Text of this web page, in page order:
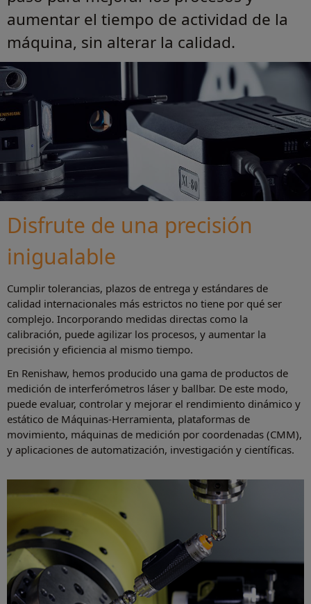
aumentar el tiempo de actividad de la
máquina, sin alterar la calidad.
Disfrute de una precisión
inigualable
Cumplir tolerancias, plazos de entrega y estándares de
calidad internacionales más estrictos no tiene por qué ser
complejo. Incorporando medidas directas como la
calibración, puede agilizar los procesos, y aumentar la
precisión y eficiencia al mismo tiempo.
En Renishaw, hemos producido una gama de productos de
medición de interferómetros láser y ballbar. De este modo,
puede evaluar, controlar y mejorar el rendimiento dinámico y
estático de Máquinas-Herramienta, plataformas de
movimiento, máquinas de medición por coordenadas (CMM),
y aplicaciones de automatización, investigación y científicas.